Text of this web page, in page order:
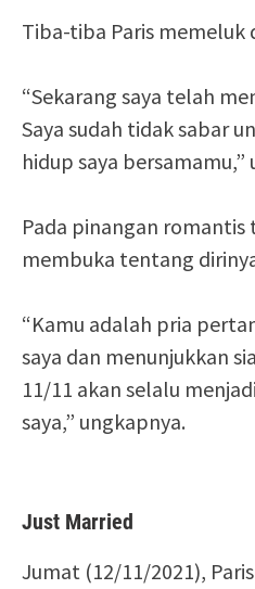
Tiba-tiba Paris memeluk
“Sekarang saya telah
Saya sudah tidak sabar
hidup saya bersamamu,”
Pada pinangan romantis
membuka tentang
“Kamu adalah pria
saya dan menunjukkan
11/11 akan selalu
saya,” ungkapnya.
Just Married
Jumat (12/11/2021),